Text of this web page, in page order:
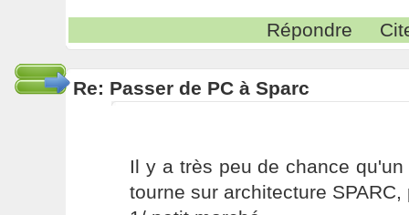
Répondre
Re: Passer de PC à Sparc
Il y a très peu de chance
tourne sur architecture SPARC,